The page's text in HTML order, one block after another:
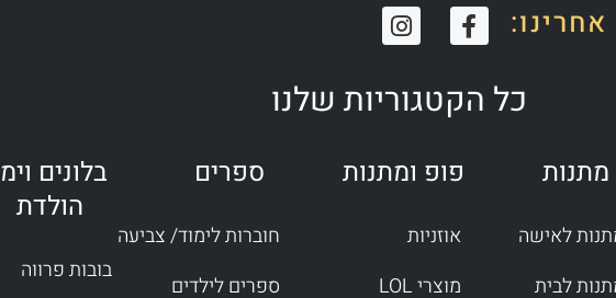
F
a
e
b
o
k
I
n
t
a
r
a
כל הקטגוריות שלנו
מתנות
לאישה
לבית
פופ ומתנות
אוזניות
מוצרי LOL
ספרים
חוברות לימוד/ צביעה
ספרים לילדים
בלונים
הולדת
בובות פרווה